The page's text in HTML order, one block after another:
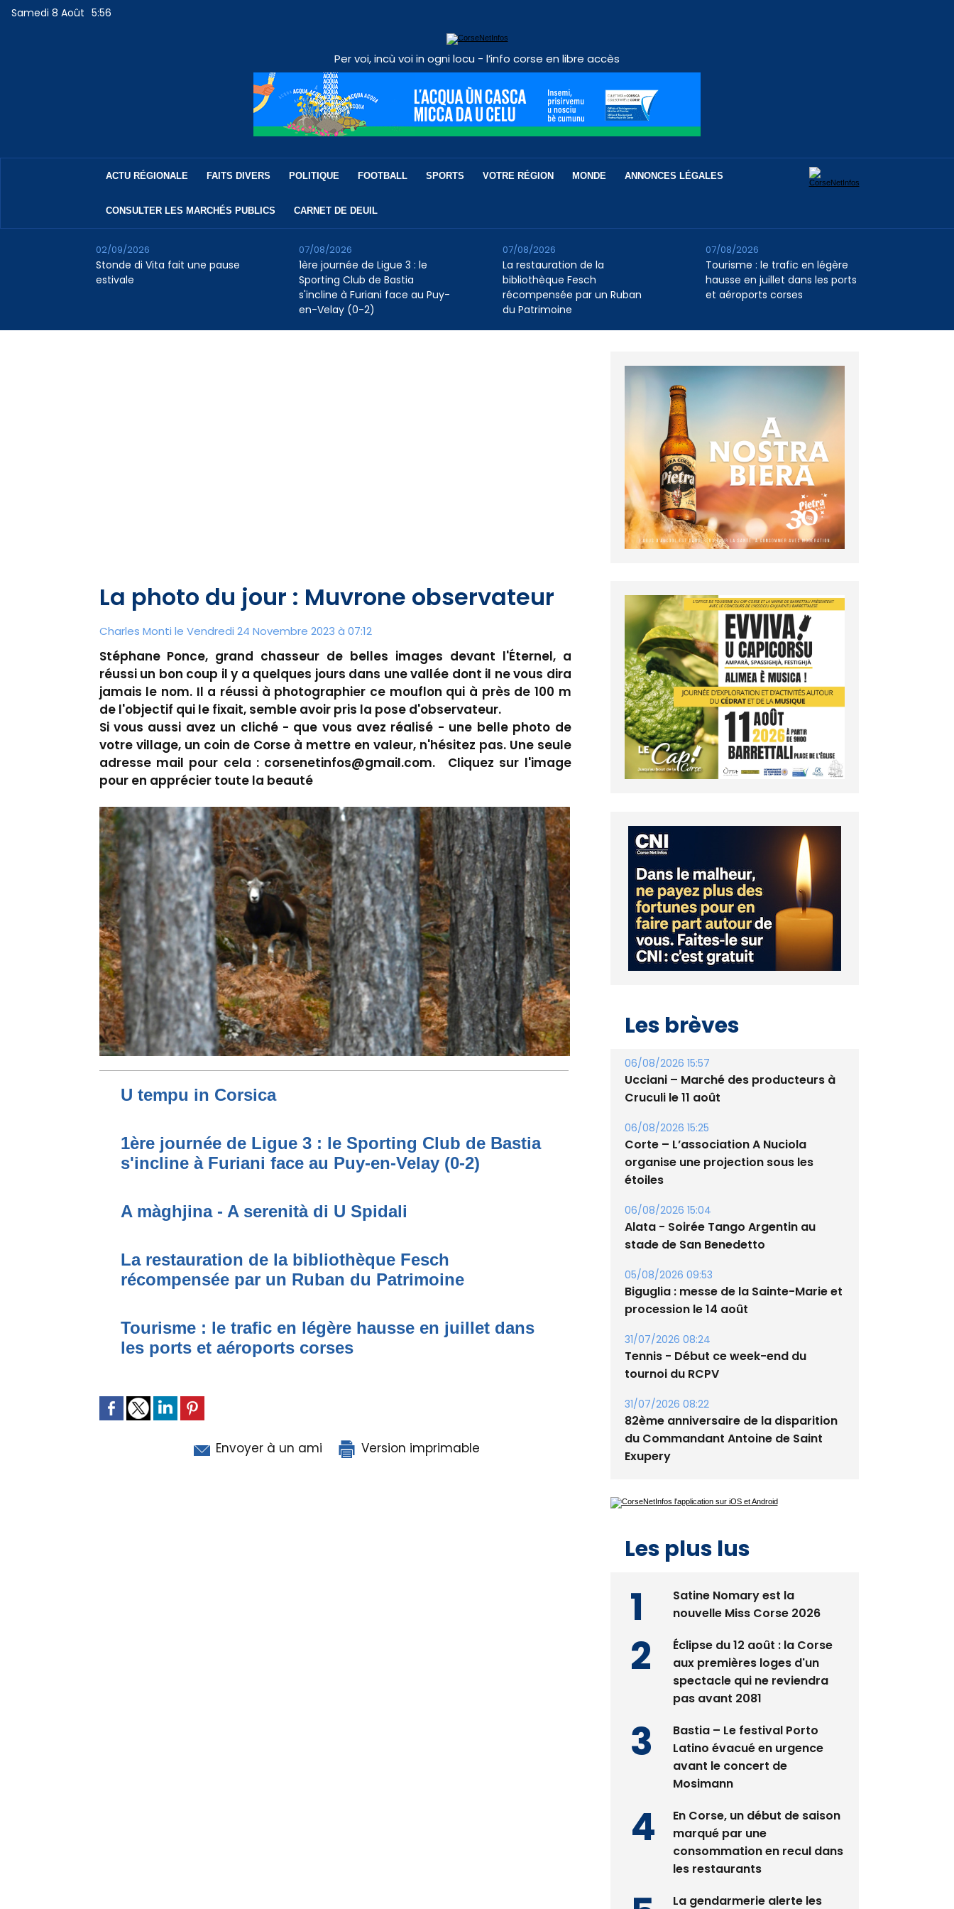
Samedi 8 Août 5:56
Per voi, incù voi in ogni locu - l’info corse en libre accès
ACTU RÉGIONALE FAITS DIVERS POLITIQUE FOOTBALL SPORTS VOTRE RÉGION MONDE ANNONCES LÉGALES
CONSULTER LES MARCHÉS PUBLICS CARNET DE DEUIL
Stonde di Vita fait une pause
estivale
02/09/2026
1ère journée de Ligue 3 : le
Sporting Club de Bastia
s'incline à Furiani face au Puy-
en-Velay (0-2)
07/08/2026
La restauration de la
bibliothèque Fesch
récompensée par un Ruban
du Patrimoine
07/08/2026
Tourisme : le trafic en légère
hausse en juillet dans les ports
et aéroports corses
07/08/2026
La photo du jour : Muvrone observateur
Charles Monti le Vendredi 24 Novembre 2023 à 07:12
Stéphane Ponce, grand chasseur de belles images devant l'Éternel, a
réussi un bon coup il y a quelques jours dans une vallée dont il ne vous dira
jamais le nom. Il a réussi à photographier ce mouflon qui à près de 100 m
de l'objectif qui le fixait, semble avoir pris la pose d'observateur.
Si vous aussi avez un cliché - que vous avez réalisé - une belle photo de
votre village, un coin de Corse à mettre en valeur, n'hésitez pas. Une seule
adresse mail pour cela : corsenetinfos@gmail.com. Cliquez sur l'image
pour en apprécier toute la beauté
U tempu in Corsica
1ère journée de Ligue 3 : le Sporting Club de Bastia
s'incline à Furiani face au Puy-en-Velay (0-2)
A màghjina - A serenità di U Spidali
La restauration de la bibliothèque Fesch
récompensée par un Ruban du Patrimoine
Tourisme : le trafic en légère hausse en juillet dans
les ports et aéroports corses
Envoyer à un ami Version imprimable
Les brèves
06/08/2026 15:57
Ucciani – Marché des producteurs à
Cruculi le 11 août
06/08/2026 15:25
Corte – L’association A Nuciola
organise une projection sous les
étoiles
06/08/2026 15:04
Alata - Soirée Tango Argentin au
stade de San Benedetto
05/08/2026 09:53
Biguglia : messe de la Sainte-Marie et
procession le 14 août
31/07/2026 08:24
Tennis - Début ce week-end du
tournoi du RCPV
31/07/2026 08:22
82ème anniversaire de la disparition
du Commandant Antoine de Saint
Exupery
Les plus lus
Satine Nomary est la
nouvelle Miss Corse 2026
Éclipse du 12 août : la Corse
aux premières loges d'un
spectacle qui ne reviendra
pas avant 2081
Bastia – Le festival Porto
Latino évacué en urgence
avant le concert de
Mosimann
En Corse, un début de saison
marqué par une
consommation en recul dans
les restaurants
La gendarmerie alerte les